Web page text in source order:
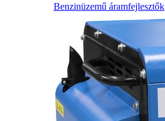
Benzinüzemű áramfejlesztők